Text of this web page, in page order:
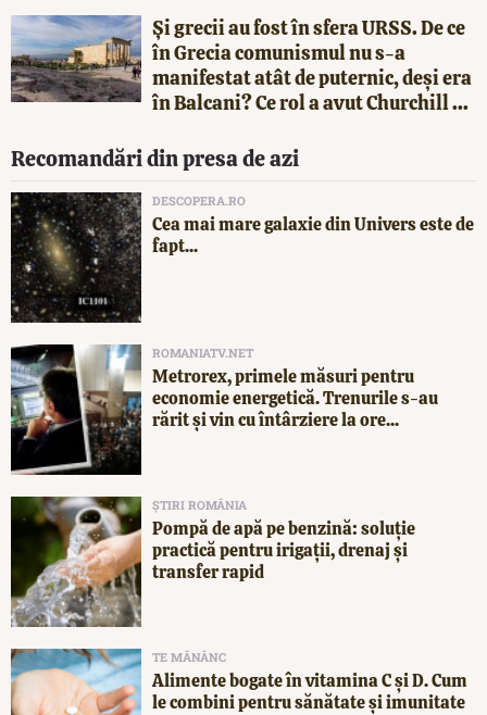
Și grecii au fost în sfera URSS. De ce
în Grecia comunismul nu s-a
manifestat atât de puternic, deși era
în Balcani? Ce rol a avut Churchill ...
Recomandări din presa de azi
DESCOPERA.RO
Cea mai mare galaxie din Univers este de
fapt...
ROMANIATV.NET
Metrorex, primele măsuri pentru
economie energetică. Trenurile s-au
rărit și vin cu întârziere la ore...
ȘTIRI ROMÂNIA
Pompă de apă pe benzină: soluție
practică pentru irigații, drenaj și
transfer rapid
TE MĂNÂNC
Alimente bogate în vitamina C și D. Cum
le combini pentru sănătate și imunitate